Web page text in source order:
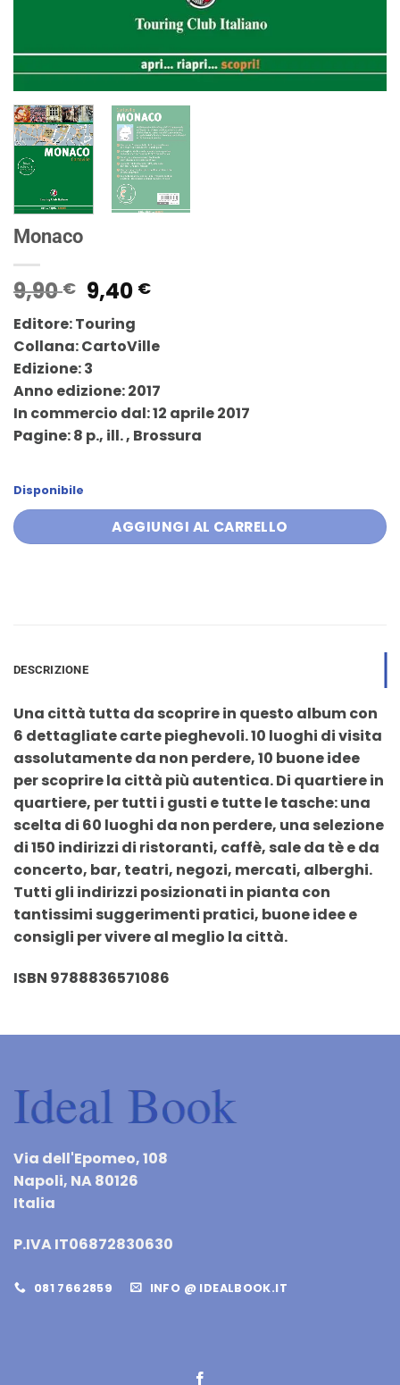
Monaco
9,90€ Il
prezzo
originale
era:
9,90 €.
9,40 €Il
è:
Editore: Touring
Collana: CartoVille
Edizione: 3
Anno edizione: 2017
In commercio dal: 12 aprile 2017
Pagine: 8 p., ill. , Brossura
Disponibile
AGGIUNGI AL CARRELLO
DESCRIZIONE
Una città tutta da scoprire in questo album con
6 dettagliate carte pieghevoli. 10 luoghi di visita
assolutamente da non perdere, 10 buone idee
per scoprire la città più autentica. Di quartiere in
quartiere, per tutti i gusti e tutte le tasche: una
scelta di 60 luoghi da non perdere, una selezione
di 150 indirizzi di ristoranti, caffè, sale da tè e da
concerto, bar, teatri, negozi, mercati, alberghi.
Tutti gli indirizzi posizionati in pianta con
tantissimi suggerimenti pratici, buone idee e
consigli per vivere al meglio la città.
ISBN 9788836571086
Via dell'Epomeo, 108
Napoli, NA 80126
Italia
P.IVA IT06872830630
081 7662859 INFO @ IDEALBOOK.IT